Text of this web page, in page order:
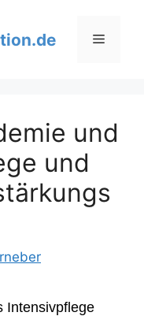
Menü
und
und
Intensivpflege